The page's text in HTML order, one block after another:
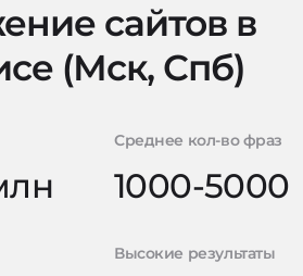
сайтов в
(Мск, Спб)
Среднее кол-во фраз
1000-5000
Высокие результаты